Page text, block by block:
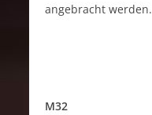
angebracht werden.
M32